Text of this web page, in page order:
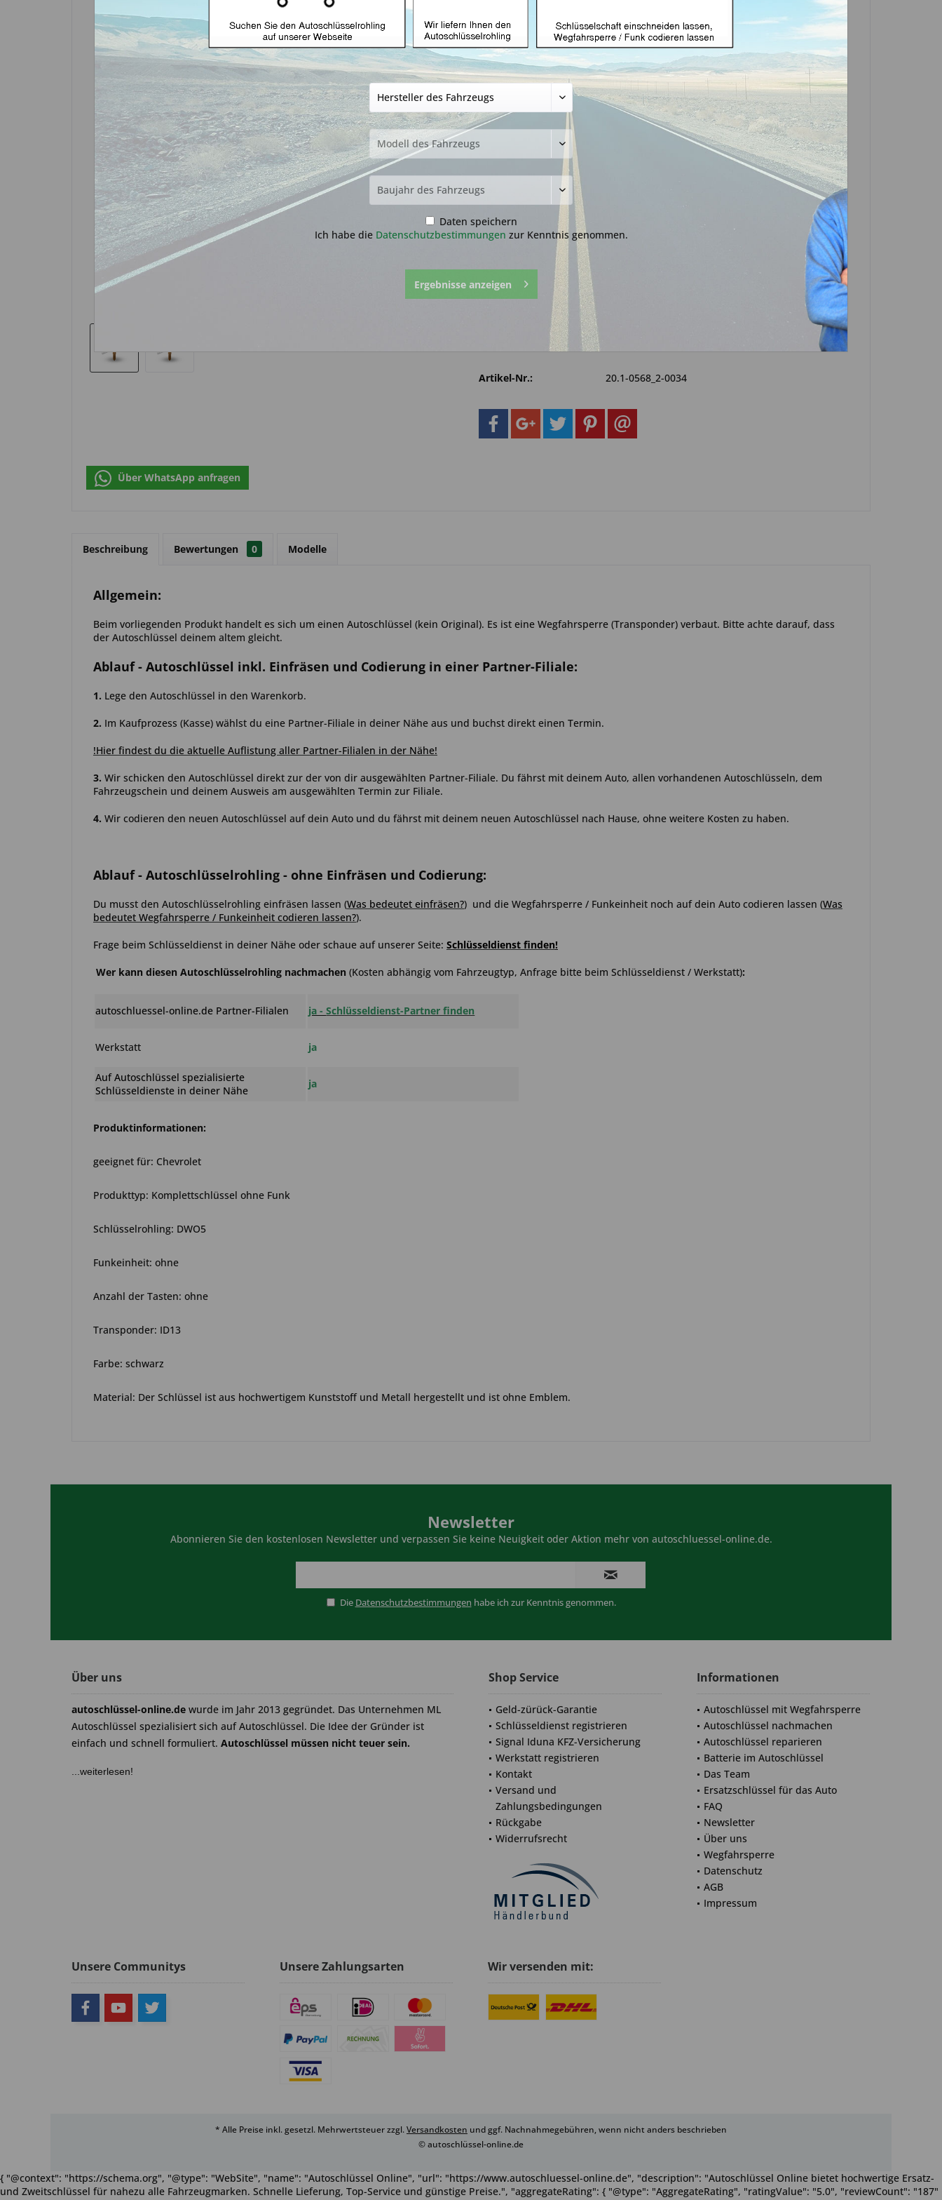
Chevrolet mit ID13 und DWO5 (Aftermarket
Produkt)
34,99 € *
inkl. MwSt. zzgl. Versandkosten
Lieferzeit ca. 1-3 Werktage
NEU: Kompletten Autoschlüssel in einer Partner-Filiale deiner Nähe
nachmachen lassen:
Der genaue Ablauf befindet sich in der Beschreibung. Scrolle einfach
runter.
Fragen zum Artikel?
Artikel-Nr.: 20.1-0568_2-0034
Über WhatsApp anfragen
Beschreibung Bewertungen 0 Modelle
Allgemein:
Beim vorliegenden Produkt handelt es sich um einen Autoschlüssel (kein Original). Es ist eine Wegfahrsperre (Transponder) verbaut. Bitte achte darauf, dass
der Autoschlüssel deinem altem gleicht.
Ablauf- Autoschlüssel inkl. Einfräsen und Codierung in einer Partner-Filiale:
1. Lege den Autoschlüssel in den Warenkorb.
2. Im Kaufprozess (Kasse) wählst du eine Partner-Filiale in deiner Nähe aus und buchst direkt einen Termin.
!Hier findest du die aktuelle Auflistung aller Partner-Filialen in der Nähe!
3. Wir schicken den Autoschlüssel direkt zur der von dir ausgewählten Partner-Filiale. Du fährst mit deinem Auto, allen vorhandenen Autoschlüsseln, dem
Fahrzeugschein und deinem Ausweis am ausgewählten Termin zur Filiale.
4. Wir codieren den neuen Autoschlüssel auf dein Auto und du fährst mit deinem neuen Autoschlüssel nach Hause, ohne weitere Kosten zu haben.
Ablauf- Autoschlüsselrohling - ohne Einfräsen und Codierung:
Du musst den Autoschlüsselrohling einfräsen lassen (Was bedeutet einfräsen?) und die Wegfahrsperre / Funkeinheit noch auf dein Auto codieren lassen (Was
bedeutet Wegfahrsperre / Funkeinheit codieren lassen?).
Frage beim Schlüsseldienst in deiner Nähe oder schaue auf unserer Seite: Schlüsseldienst finden!
Wer kann diesen Autoschlüsselrohling nachmachen (Kosten abhängig vom Fahrzeugtyp, Anfrage bitte beim Schlüsseldienst / Werkstatt):
autoschluessel-online.de Partner-Filialen ja -Schlüsseldienst-Partner finden
Werkstatt ja
Auf Autoschlüssel spezialisierte
Schlüsseldienste in deiner Nähe
ja
Produktinformationen:
geeignet für: Chevrolet
Produkttyp: Komplettschlüssel ohne Funk
Schlüsselrohling: DWO5
Funkeinheit: ohne
Anzahl der Tasten: ohne
Transponder: ID13
Farbe: schwarz
Material: Der Schlüssel ist aus hochwertigem Kunststoff und Metall hergestellt und ist ohne Emblem.
Newsletter
Abonnieren Sie den kostenlosen Newsletter und verpassen Sie keine Neuigkeit oder Aktion mehr von autoschluessel-online.de.
Die Datenschutzbestimmungen habe ich zur Kenntnis genommen.
Über uns
autoschlüssel-online.de wurde im Jahr 2013 gegründet. Das Unternehmen ML
Autoschlüssel spezialisiert sich auf Autoschlüssel. Die Idee der Gründer ist
einfach und schnell formuliert. Autoschlüssel müssen nicht teuer sein.
...weiterlesen!
Shop Service
Geld-zürück-Garantie
Schlüsseldienst registrieren
Signal Iduna KFZ-Versicherung
Werkstatt registrieren
Kontakt
Versand und
Zahlungsbedingungen
Rückgabe
Widerrufsrecht
Informationen
Autoschlüssel mit Wegfahrsperre
Autoschlüssel nachmachen
Autoschlüssel reparieren
Batterie im Autoschlüssel
Das Team
Ersatzschlüssel für das Auto
FAQ
Newsletter
Über uns
Wegfahrsperre
Datenschutz
AGB
Impressum
Unsere Communitys Unsere Zahlungsarten Wir versenden mit:
* Alle Preise inkl. gesetzl. Mehrwertsteuer zzgl.Versandkosten und ggf. Nachnahmegebühren, wenn nicht anders beschrieben
© autoschlüssel-online.de
{ "@context": "https://schema.org", "@type": "WebSite", "name": "Autoschlüssel Online", "url": "https://www.autoschluessel-online.de", "description": "Autoschlüssel Online bietet hochwertige Ersatz-
und Zweitschlüssel für nahezu alle Fahrzeugmarken. Schnelle Lieferung, Top-Service und günstige Preise.", "aggregateRating": { "@type": "AggregateRating", "ratingValue": "5.0", "reviewCount": "187"
Daten speichern
Ich habe die Datenschutzbestimmungen zur Kenntnis genommen.
Ergebnisse anzeigen